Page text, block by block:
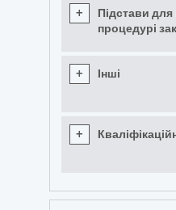
+
Підстави для
процедурі
+ Інші
+